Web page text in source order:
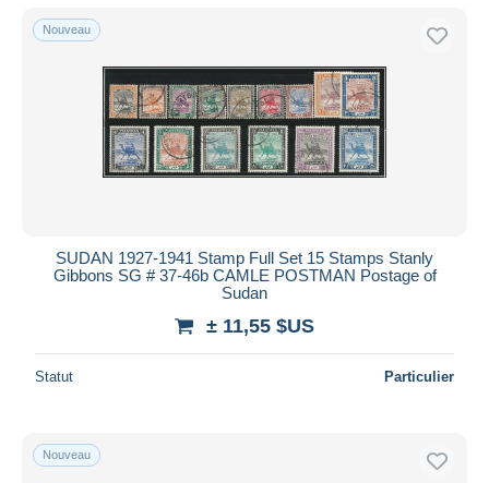
Nouveau
SUDAN 1927-1941 Stamp Full Set 15 Stamps Stanly
Gibbons SG # 37-46b CAMLE POSTMAN Postage of
Sudan
± 11,55 $US
Statut Particulier
Nouveau